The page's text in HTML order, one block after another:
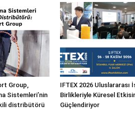
Group,
Sistemleri’nin
distribütörü
IFTEX 2026 Uluslararası
Birlikleriyle Küresel
Güçlendiriyor